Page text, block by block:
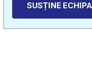
SUSȚINE